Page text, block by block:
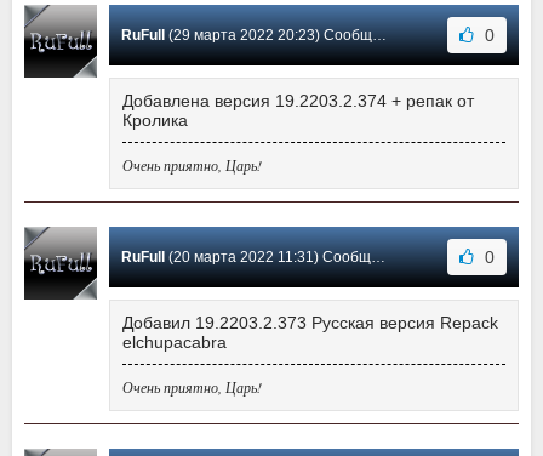
RuFull (29 марта 2022 20:23) Сообщение #443 0
Добавлена версия 19.2203.2.374 + репак от
Кролика
Очень приятно, Царь!
RuFull (20 марта 2022 11:31) Сообщение #442 0
Добавил 19.2203.2.373 Русская версия Repack
elchupacabra
Очень приятно, Царь!